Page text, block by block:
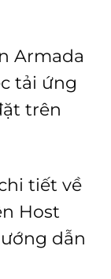
Armada
tải ứng
trên
tiết về
Host
dẫn